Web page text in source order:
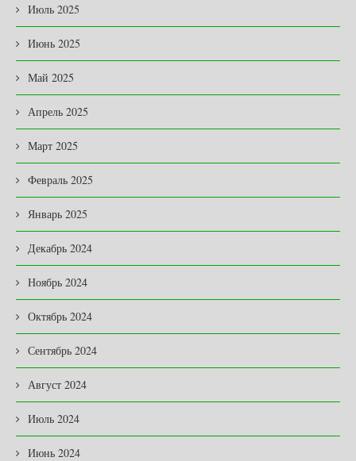
Июль 2025
Июнь 2025
Май 2025
Апрель 2025
Март 2025
Февраль 2025
Январь 2025
Декабрь 2024
Ноябрь 2024
Октябрь 2024
Сентябрь 2024
Август 2024
Июль 2024
Июнь 2024